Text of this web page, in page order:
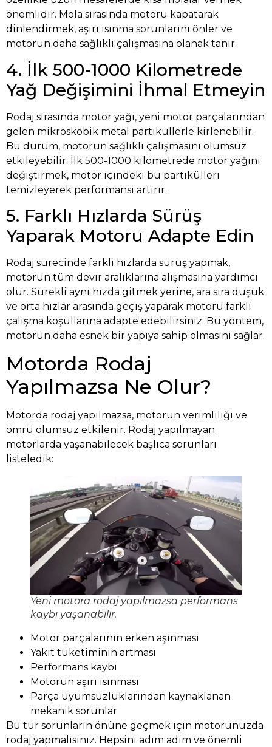
önemlidir. Mola sırasında motoru kapatarak
dinlendirmek, aşırı ısınma sorunlarını önler ve
motorun daha sağlıklı çalışmasına olanak tanır.
4. İlk 500-1000 Kilometrede
Yağ Değişimini İhmal Etmeyin
Rodaj sırasında motor yağı, yeni motor parçalarından
gelen mikroskobik metal partiküllerle kirlenebilir.
Bu durum, motorun sağlıklı çalışmasını olumsuz
etkileyebilir. İlk 500-1000 kilometrede motor yağını
değiştirmek, motor içindeki bu partikülleri
temizleyerek performansı artırır.
5. Farklı Hızlarda Sürüş
Yaparak Motoru Adapte Edin
Rodaj sürecinde farklı hızlarda sürüş yapmak,
motorun tüm devir aralıklarına alışmasına yardımcı
olur. Sürekli aynı hızda gitmek yerine, ara sıra düşük
ve orta hızlar arasında geçiş yaparak motoru farklı
çalışma koşullarına adapte edebilirsiniz. Bu yöntem,
motorun daha esnek bir yapıya sahip olmasını sağlar.
Motorda Rodaj
Yapılmazsa Ne Olur?
Motorda rodaj yapılmazsa, motorun verimliliği ve
ömrü olumsuz etkilenir. Rodaj yapılmayan
motorlarda yaşanabilecek başlıca sorunları
listeledik:
Yeni motora rodaj yapılmazsa performans
kaybı yaşanabilir.
Motor parçalarının erken aşınması
Yakıt tüketiminin artması
Performans kaybı
Motorun aşırı ısınması
Parça uyumsuzluklarından kaynaklanan
mekanik sorunlar
Bu tür sorunların önüne geçmek için motorunuzda
rodaj yapmalısınız. Hepsini adım adım ve önemli